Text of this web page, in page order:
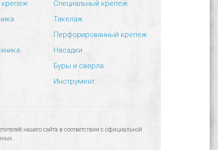
крепеж
Специальный крепеж
Такелаж
Перфорированный крепеж
Насадки
Буры и сверла
Инструмент
нашего сайта в соответствии с официальной